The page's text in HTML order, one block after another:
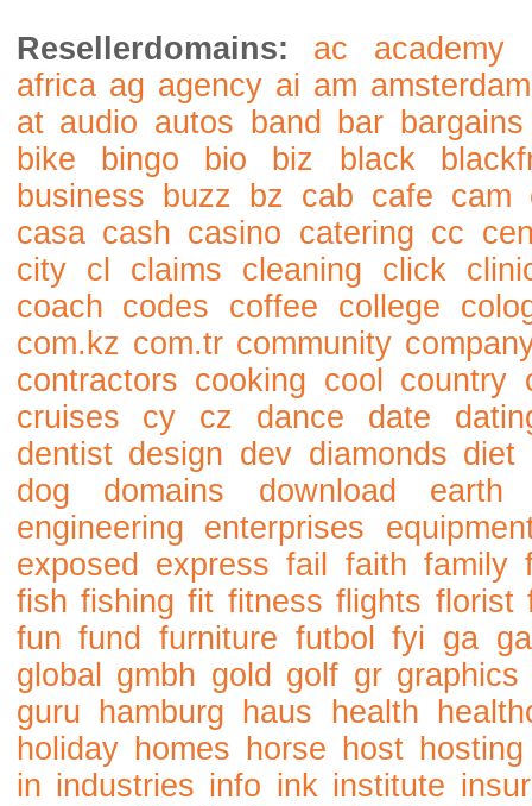
Resellerdomains: ac academy
africa ag agency ai am amsterdam
at audio autos band bar bargains
bike
bingo bio biz black
business
buzz bz cab cafe cam
casa cash casino catering cc
city
cl claims cleaning click
coach codes coffee college
com.kz com.tr community
contractors cooking cool country
cruises
cy cz dance date
dentist design dev diamonds diet
dog
domains download
earth
engineering
enterprises
exposed
express fail faith family
fish fishing fit fitness flights florist
fun fund furniture futbol fyi ga
global
gmbh gold golf gr graphics
guru
hamburg haus health
holiday homes horse host hosting
in industries info ink institute